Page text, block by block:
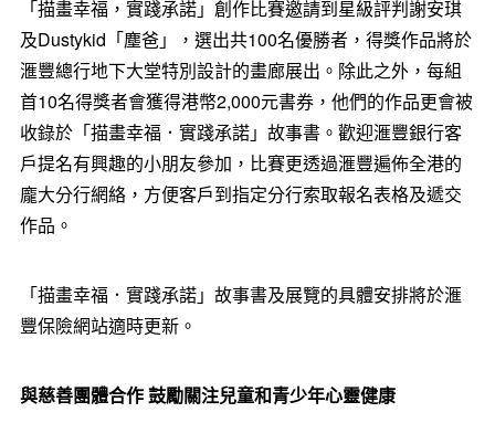
「描畫幸福，實踐承諾」創作比賽邀請到星級評判謝安琪
及Dustykid「塵爸」，選出共100名優勝者，得獎作品將於
滙豐總行地下大堂特別設計的畫廊展出。除此之外，每組
首10名得獎者會獲得港幣2,000元書券，他們的作品更會被
收錄於「描畫幸福．實踐承諾」故事書。歡迎滙豐銀行客
戶提名有興趣的小朋友參加，比賽更透過滙豐遍佈全港的
龐大分行網絡，方便客戶到指定分行索取報名表格及遞交
作品。
「描畫幸福．實踐承諾」故事書及展覽的具體安排將於滙
豐保險網站適時更新。
與慈善團體合作鼓勵關注兒童和青少年心靈健康